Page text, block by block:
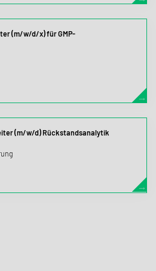
(m/w/d/x) für GMP-
(m/w/d) Rückstandsanalytik